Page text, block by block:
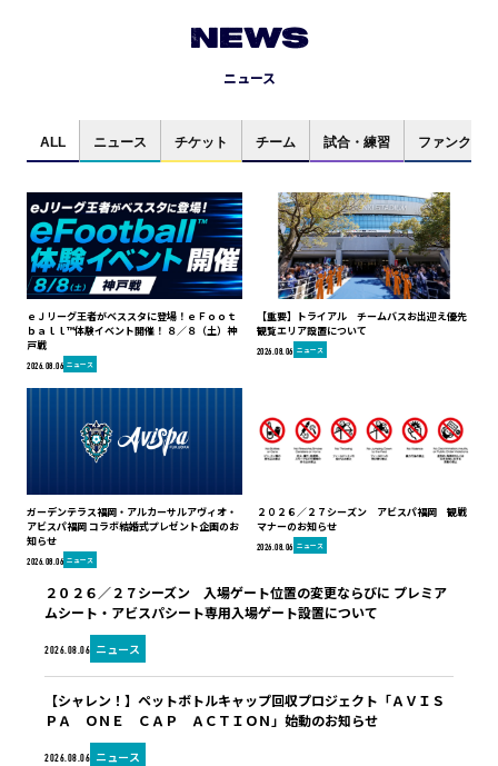
NEWS
ニュース
ALL ニュース チケット チーム 試合・練習 ファンクラブ
ｅＪリーグ王者がベススタに登場！ｅＦｏｏｔ
ｂａｌｌ™体験イベント開催！ ８／８（土）神
戸戦
2026.08.06 ニュース
【重要】トライアル チームバスお出迎え優先
観覧エリア設置について
2026.08.06 ニュース
ガーデンテラス福岡・アルカーサルアヴィオ・
アビスパ福岡 コラボ結婚式プレゼント企画のお
知らせ
2026.08.06 ニュース
２０２６／２７シーズン アビスパ福岡 観戦
マナーのお知らせ
2026.08.06 ニュース
2026.08.06 ニュース
２０２６／２７シーズン 入場ゲート位置の変更ならびに プレミア
ムシート・アビスパシート専用入場ゲート設置について
2026.08.06 ニュース
【シャレン！】ペットボトルキャップ回収プロジェクト「ＡＶＩＳ
ＰＡ ＯＮＥ ＣＡＰ ＡＣＴＩＯＮ」始動のお知らせ